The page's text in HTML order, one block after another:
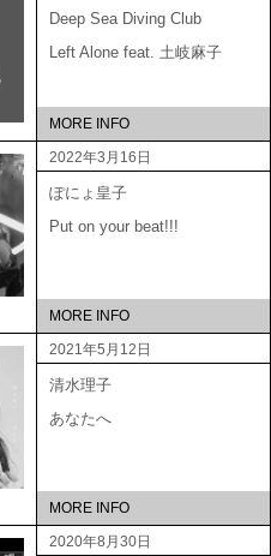
Deep Sea Diving Club
Left Alone feat. 土岐麻子
MORE INFO
2022年3月16日
ぽにょ皇子
Put on your beat!!!
MORE INFO
2021年5月12日
清水理子
あなたへ
MORE INFO
2020年8月30日